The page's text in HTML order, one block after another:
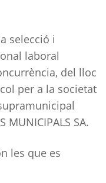
selecció i
laboral
del lloc
per a la societat
MUNICIPALS SA.
les que es